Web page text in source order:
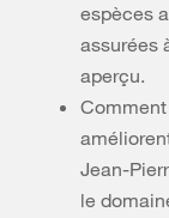
espèces
assurées
aperçu.
Jean-
le